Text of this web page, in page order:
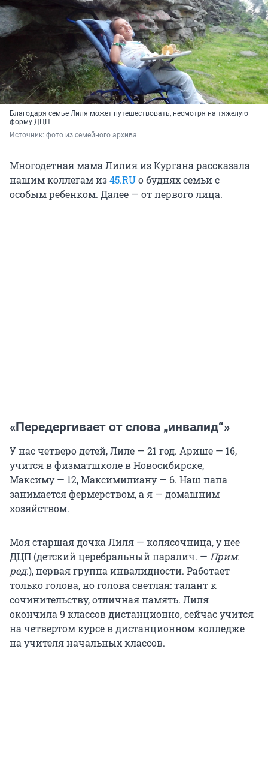
Благодаря семье Лиля может путешествовать, несмотря на тяжелую
форму ДЦП
Источник: фото из семейного архива
Многодетная мама Лилия из Кургана рассказала
нашим коллегам из45.RUо буднях семьи с
особым ребенком. Далее — от первого лица.
«Передергивает от слова „инвалид“»
У нас четверо детей, Лиле — 21 год. Арише — 16,
учится в физматшколе в Новосибирске,
Максиму — 12, Максимилиану — 6. Наш папа
занимается фермерством, а я — домашним
хозяйством.
Моя старшая дочка Лиля — колясочница, у нее
ДЦП (детский церебральный паралич. — Прим.
ред.), первая группа инвалидности. Работает
только голова, но голова светлая: талант к
сочинительству, отличная память. Лиля
окончила 9 классов дистанционно, сейчас учится
на четвертом курсе в дистанционном колледже
на учителя начальных классов.